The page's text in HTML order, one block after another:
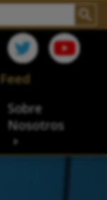
Sobre
Nosotros